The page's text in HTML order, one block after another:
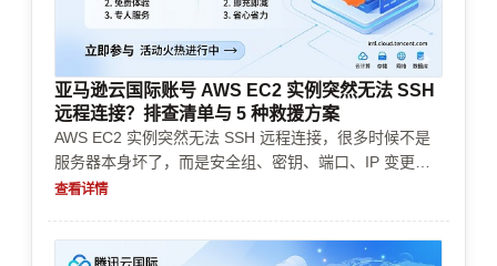
亚马逊云国际账号 AWS EC2 实例突然无法 SSH
远程连接？排查清单与 5 种救援方案
AWS EC2 实例突然无法 SSH 远程连接，很多时候不是
服务器本身坏了，而是安全组、密钥、端口、IP 变更或
账号/计费风控导致。本文给出排查清单、5 种救援方
查看详情